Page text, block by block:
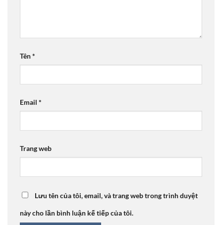
Tên*
Email *
Trang web
Lưu tên của tôi, email, và trang web trong trình duyệt
này cho lần bình luận kế tiếp của tôi.